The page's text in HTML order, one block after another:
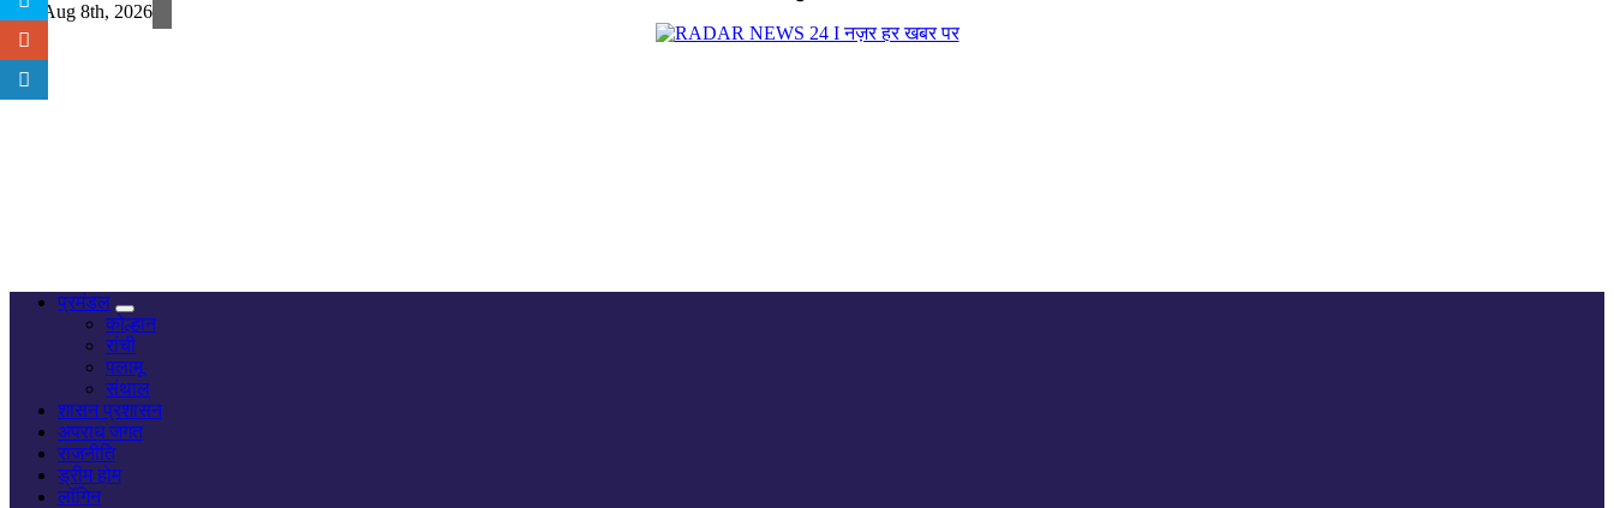
Sat. Aug 8th, 2026
नज़र हर खबर पर
प्रमंडल
कोल्हान
रांची
पलामू
संथाल
शासन प्रशासन
अपराध जगत
राजनीति
ड्रीम होम
लॉगिन